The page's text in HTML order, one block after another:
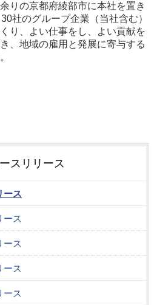
りの京都府綾部市に本社を置き
社のグループ企業（当社含む）
り、よい仕事をし、よい貢献を
、地域の雇用と発展に寄与する
スリリース
ース
ース
ース
ース
ース